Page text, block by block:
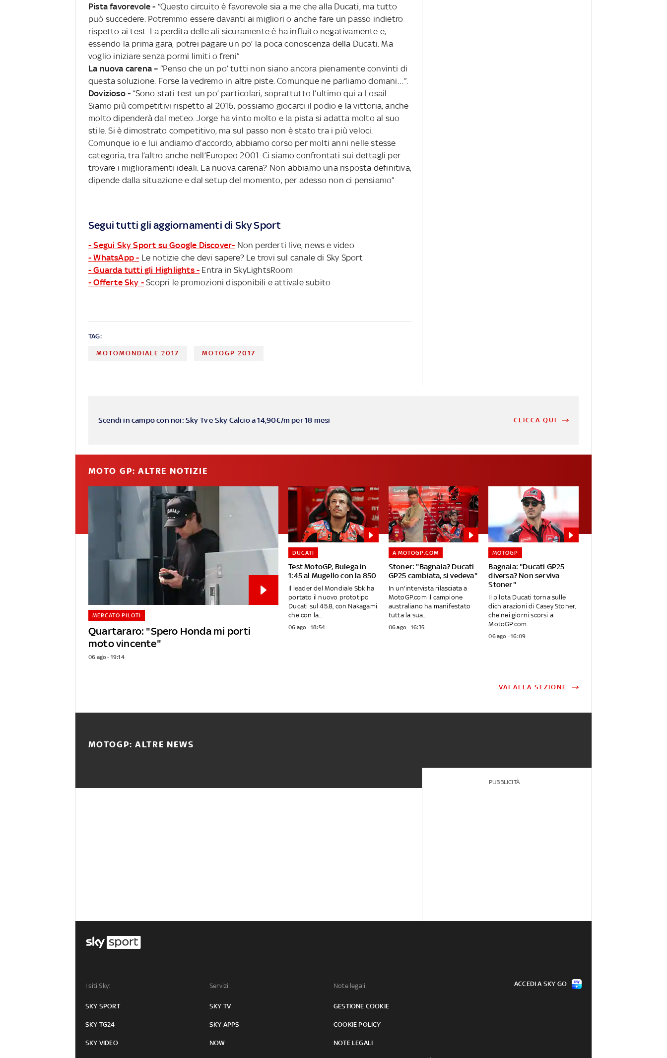
Pista favorevole - “Questo circuito è favorevole sia a me che alla Ducati, ma tutto
può succedere. Potremmo essere davanti ai migliori o anche fare un passo indietro
rispetto ai test. La perdita delle ali sicuramente è ha influito negativamente e,
essendo la prima gara, potrei pagare un po’ la poca conoscenza della Ducati. Ma
voglio iniziare senza pormi limiti o freni”
La nuova carena – “Penso che un po’ tutti non siano ancora pienamente convinti di
questa soluzione. Forse la vedremo in altre piste. Comunque ne parliamo domani…”.
Dovizioso - “Sono stati test un po’ particolari, soprattutto l’ultimo qui a Losail.
Siamo più competitivi rispetto al 2016, possiamo giocarci il podio e la vittoria, anche
molto dipenderà dal meteo. Jorge ha vinto molto e la pista si adatta molto al suo
stile. Si è dimostrato competitivo, ma sul passo non è stato tra i più veloci.
Comunque io e lui andiamo d’accordo, abbiamo corso per molti anni nelle stesse
categoria, tra l’altro anche nell’Europeo 2001. Ci siamo confrontati sui dettagli per
trovare i miglioramenti ideali. La nuova carena? Non abbiamo una risposta definitiva,
dipende dalla situazione e dal setup del momento, per adesso non ci pensiamo”
Segui tutti gli aggiornamenti di Sky Sport
- Segui Sky Sport su Google Discover- Non perderti live, news e video
- WhatsApp - Le notizie che devi sapere? Le trovi sul canale di Sky Sport
- Guarda tutti gli Highlights - Entra in SkyLightsRoom
- Offerte Sky - Scopri le promozioni disponibili e attivale subito
TAG:
MOTOMONDIALE 2017 MOTOGP 2017
Scendi in campo con noi: Sky Tv e Sky Calcio a 14,90€/m per 18 mesi CLICCA QUI
MOTO GP: ALTRE NOTIZIE
Quartararo: "Spero Honda mi porti
moto vincente"
MERCATO PILOTI
06 ago - 19:14
Test MotoGP, Bulega in
1:45 al Mugello con la 850
DUCATI
Il leader del Mondiale Sbk ha
portato il nuovo prototipo
Ducati sul 45.8, con Nakagami
che con la...
06 ago - 18:54
Stoner: "Bagnaia? Ducati
GP25 cambiata, si vedeva"
A MOTOGP.COM
In un'intervista rilasciata a
MotoGP.com il campione
australiano ha manifestato
tutta la sua...
06 ago - 16:35
Bagnaia: "Ducati GP25
diversa? Non serviva
Stoner"
MOTOGP
Il pilota Ducati torna sulle
dichiarazioni di Casey Stoner,
che nei giorni scorsi a
MotoGP.com...
06 ago - 16:09
VAI ALLA SEZIONE
MOTOGP: ALTRE NEWS
PUBBLICITÀ
I siti Sky:
SKY SPORT
SKY TG24
SKY VIDEO
Servizi:
SKY TV
SKY APPS
NOW
Note legali:
GESTIONE COOKIE
COOKIE POLICY
NOTE LEGALI
ACCEDI A SKY GO